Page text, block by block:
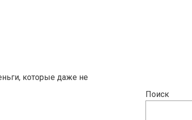
которые даже не
Поиск